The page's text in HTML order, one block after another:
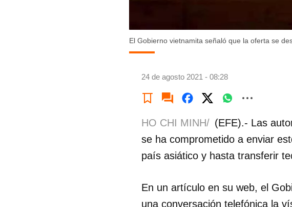
El Gobierno vietnamita señaló que la oferta se
24 de agosto 2021 - 08:28
HO CHI MINH/ (EFE).- Las
se ha comprometido a enviar
país asiático y hasta transferir
En un artículo en su web, el
una conversación telefónica la